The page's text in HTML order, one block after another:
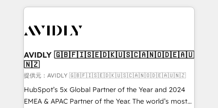
digital agency and an integrator. With over 115
CRM and webdesign (We focus on EMEA - USA
AVIDLY 🇬🇧🇫🇮🇸🇪🇩🇰🇺🇸🇨🇦🇳🇴🇩🇪🇦🇺
🇳🇿
提供元：AVIDLY 🇬🇧🇫🇮🇸🇪🇩🇰🇺🇸🇨🇦🇳🇴🇩🇪🇦🇺🇳🇿
HubSpot’s 5x Global Partner of the Year and 2024
EMEA & APAC Partner of the Year. The world’s most